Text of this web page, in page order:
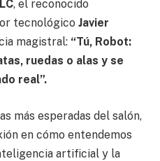
, el reconocido
tecnológico Javier
magistral: “Tú, Robot:
ruedas o alas y se
real”.
más esperadas del salón,
en cómo entendemos
artificial y la